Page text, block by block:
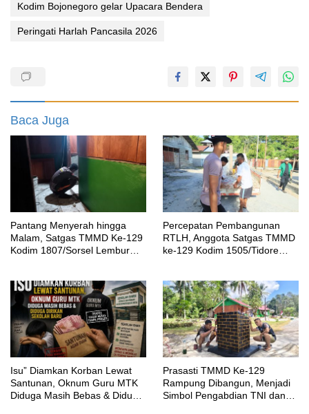
Kodim Bojonegoro gelar Upacara Bendera
Peringati Harlah Pancasila 2026
Baca Juga
Pantang Menyerah hingga
Malam, Satgas TMMD Ke-129
Kodim 1807/Sorsel Lembur
Percepatan Pembangunan
RTLH, Anggota Satgas TMMD
ke-129 Kodim 1505/Tidore
‎Isu” Diamkan Korban Lewat
Santunan, Oknum Guru MTK
Diduga Masih Bebas & Diduga
Prasasti TMMD Ke-129
Rampung Dibangun, Menjadi
Simbol Pengabdian TNI dan